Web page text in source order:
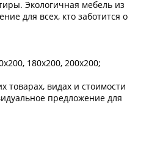
Экологичная мебель из
для всех, кто заботится о
180х200, 200х200;
товарах, видах и стоимости
предложение для